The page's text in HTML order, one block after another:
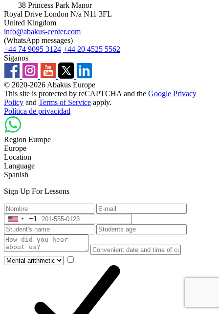
38 Princess Park Manor
Royal Drive London N/a N11 3FL
United Kingdom
info@abakus-center.com
(WhatsApp messages)
+44 74 9095 3124 +44 20 4525 5562
Síganos
© 2020-2026 Abakus Europe
This site is protected by reCAPTCHA and the Google Privacy
Policy and Terms of Service apply.
Política de privacidad
Region Europe
Europe
Location
Language
Spanish
Sign Up For Lessons
United
States
+1
+1